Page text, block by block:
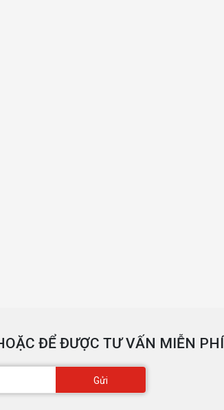
ĐỂ ĐƯỢC TƯ VẤN MIỄN PHÍ
Gửi